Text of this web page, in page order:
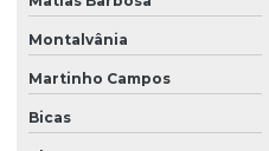
Montalvânia
Martinho Campos
Bicas